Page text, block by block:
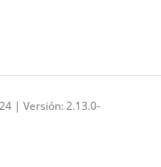
| Versión: 2.13.0-